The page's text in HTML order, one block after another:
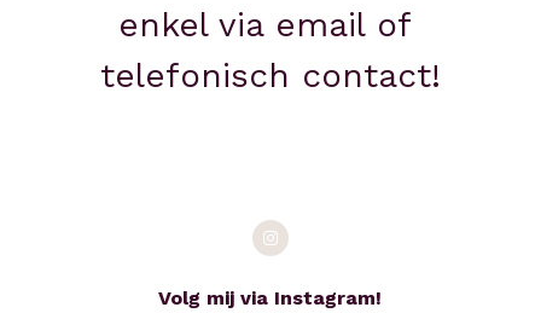
enkel via email of
telefonisch contact!
Volg mij via Instagram!